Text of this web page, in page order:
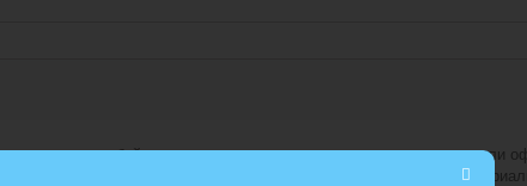
собой современное и доступное решение для дома или
дизайны декоров. Производитель, используя натуральные